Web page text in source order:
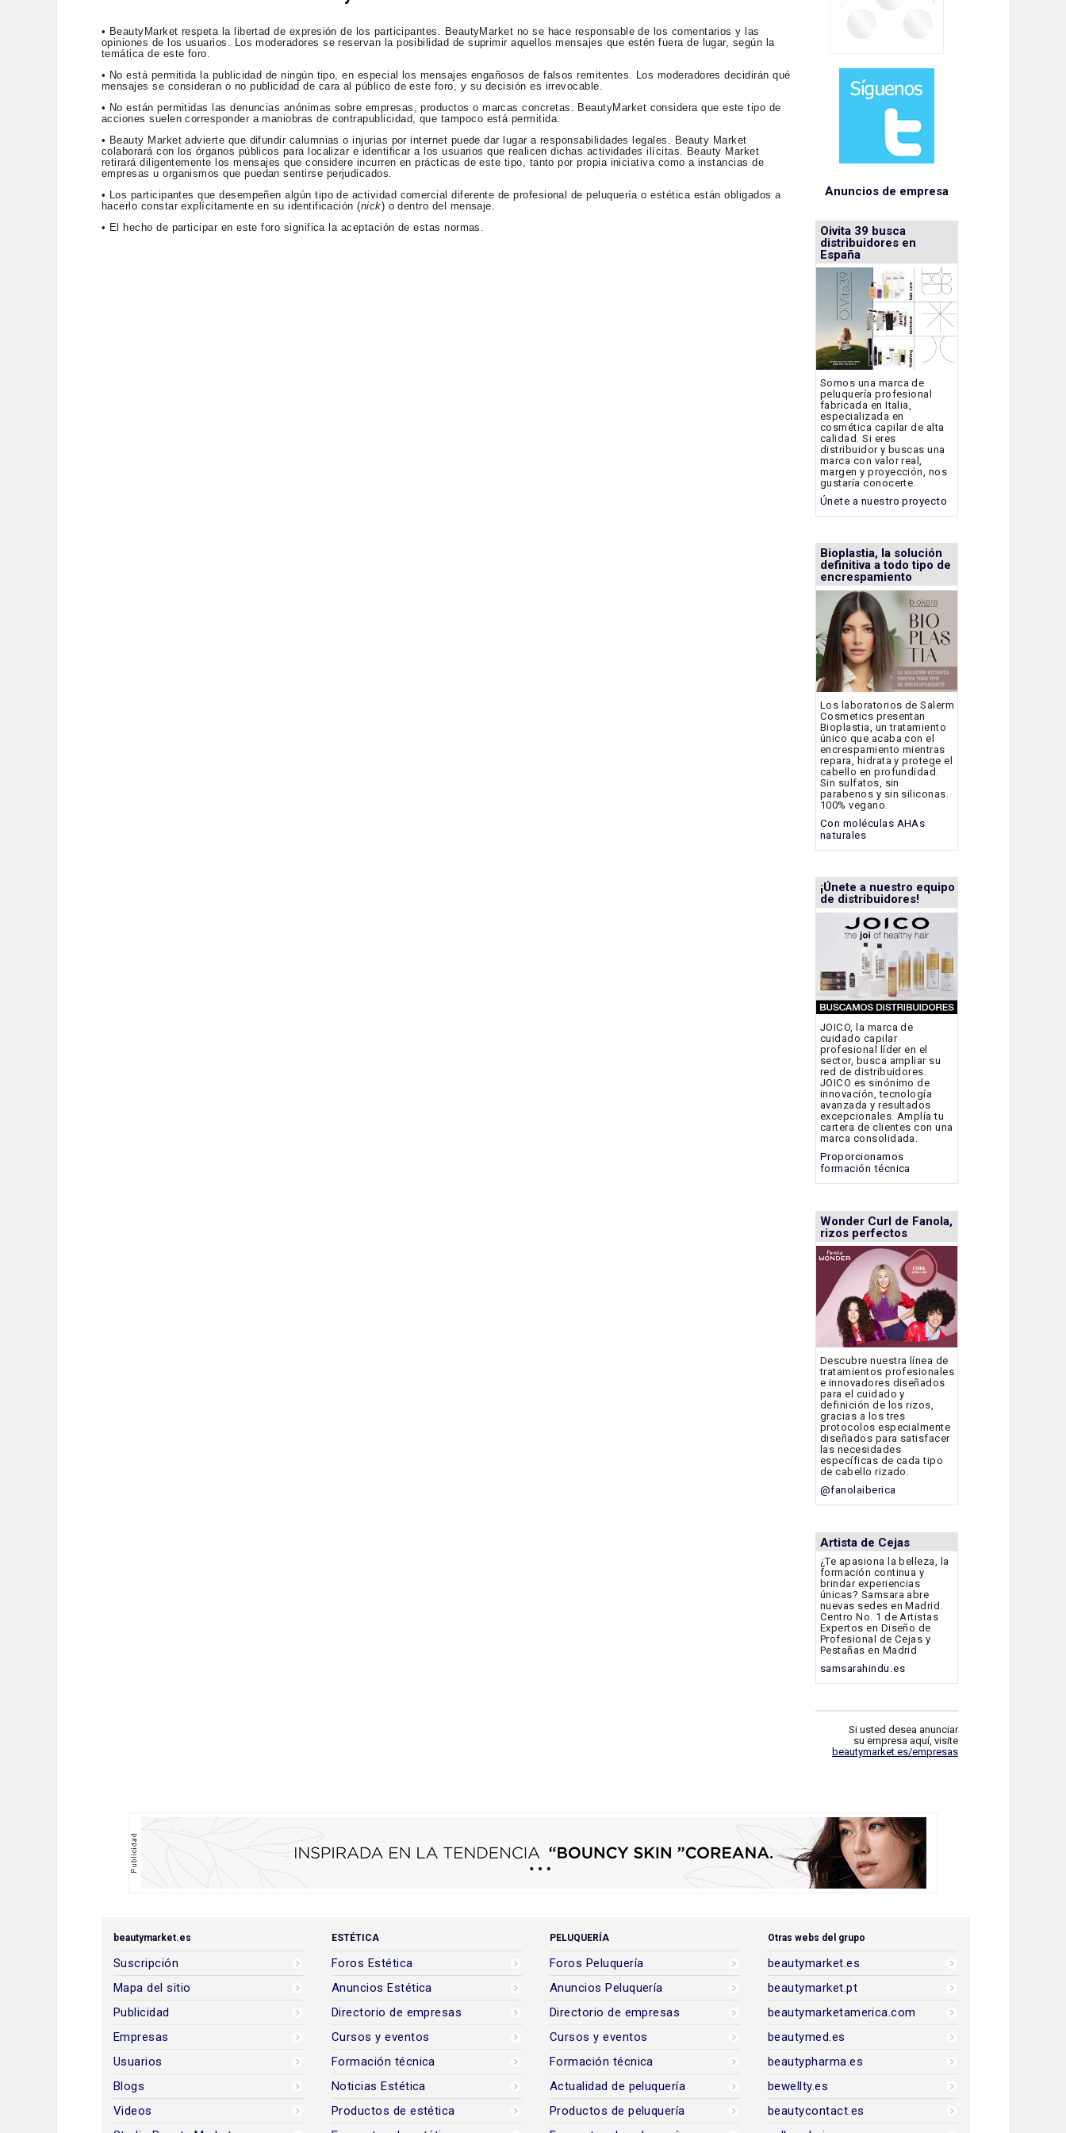
• BeautyMarket respeta la libertad de expresión de los participantes. BeautyMarket no se hace responsable de los comentarios y las
opiniones de los usuarios. Los moderadores se reservan la posibilidad de suprimir aquellos mensajes que estén fuera de lugar, según la
temática de este foro.
• No está permitida la publicidad de ningún tipo, en especial los mensajes engañosos de falsos remitentes. Los moderadores decidirán qué
mensajes se consideran o no publicidad de cara al público de este foro, y su decisión es irrevocable.
• No están permitidas las denuncias anónimas sobre empresas, productos o marcas concretas. BeautyMarket considera que este tipo de
acciones suelen corresponder a maniobras de contrapublicidad, que tampoco está permitida.
• Beauty Market advierte que difundir calumnias o injurias por internet puede dar lugar a responsabilidades legales. Beauty Market
colaborará con los órganos públicos para localizar e identificar a los usuarios que realicen dichas actividades ilícitas. Beauty Market
retirará diligentemente los mensajes que considere incurren en prácticas de este tipo, tanto por propia iniciativa como a instancias de
empresas u organismos que puedan sentirse perjudicados.
• Los participantes que desempeñen algún tipo de actividad comercial diferente de profesional de peluquería o estética están obligados a
hacerlo constar explícitamente en su identificación (nick) o dentro del mensaje.
• El hecho de participar en este foro significa la aceptación de estas normas.
Anuncios de empresa
Oivita 39 busca
distribuidores en
España
Somos una marca de
peluquería profesional
fabricada en Italia,
especializada en
cosmética capilar de alta
calidad. Si eres
distribuidor y buscas una
marca con valor real,
margen y proyección, nos
gustaría conocerte.
Únete a nuestro proyecto
Bioplastia, la solución
definitiva a todo tipo de
encrespamiento
Los laboratorios de Salerm
Cosmetics presentan
Bioplastia, un tratamiento
único que acaba con el
encrespamiento mientras
repara, hidrata y protege el
cabello en profundidad.
Sin sulfatos, sin
parabenos y sin siliconas.
100% vegano.
Con moléculas AHAs
naturales
¡Únete a nuestro equipo
de distribuidores!
JOICO, la marca de
cuidado capilar
profesional líder en el
sector, busca ampliar su
red de distribuidores.
JOICO es sinónimo de
innovación, tecnología
avanzada y resultados
excepcionales. Amplía tu
cartera de clientes con una
marca consolidada.
Proporcionamos
formación técnica
Wonder Curl de Fanola,
rizos perfectos
Descubre nuestra línea de
tratamientos profesionales
e innovadores diseñados
para el cuidado y
definición de los rizos,
gracias a los tres
protocolos especialmente
diseñados para satisfacer
las necesidades
específicas de cada tipo
de cabello rizado.
@fanolaiberica
Artista de Cejas
¿Te apasiona la belleza, la
formación continua y
brindar experiencias
únicas? Samsara abre
nuevas sedes en Madrid.
Centro No. 1 de Artistas
Expertos en Diseño de
Profesional de Cejas y
Pestañas en Madrid
samsarahindu.es
Si usted desea anunciar
su empresa aquí, visite
beautymarket.es/empresas
beautymarket.es
Suscripción
Mapa del sitio
Publicidad
Empresas
Usuarios
Blogs
Videos
ESTÉTICA
Foros Estética
Anuncios Estética
Directorio de empresas
Cursos y eventos
Formación técnica
Noticias Estética
Productos de estética
PELUQUERÍA
Foros Peluquería
Anuncios Peluquería
Directorio de empresas
Cursos y eventos
Formación técnica
Actualidad de peluquería
Productos de peluquería
Otras webs del grupo
beautymarket.es
beautymarket.pt
beautymarketamerica.com
beautymed.es
beautypharma.es
bewellty.es
beautycontact.es